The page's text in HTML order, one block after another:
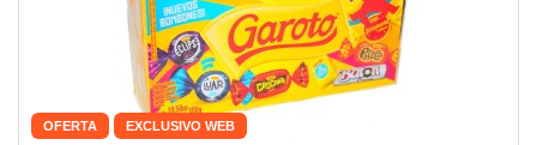
OFERTA EXCLUSIVO WEB